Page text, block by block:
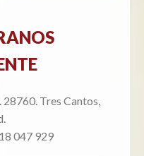
28760. Tres Cantos,
047 929